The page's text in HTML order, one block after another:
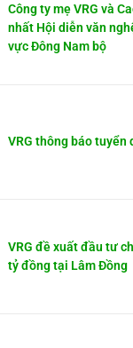
Công ty mẹ VRG và
nhất Hội diễn văn
vực Đông Nam bộ
VRG thông báo tuyển
VRG đề xuất đầu tư
tỷ đồng tại Lâm Đồng